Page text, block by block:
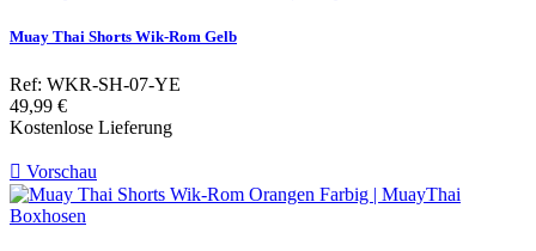
Muay Thai Shorts Wik-Rom Gelb
Ref: WKR-SH-07-YE
Preis
49,99 €
Kostenlose Lieferung
 Vorschau